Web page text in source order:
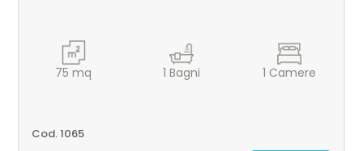
75 mq 1 Bagni 1 Camere
Cod. 1065
Posto auto/Box